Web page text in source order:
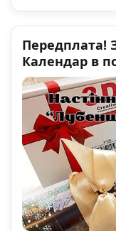
Передплата!
Календар в